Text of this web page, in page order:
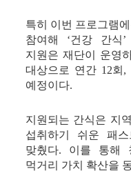
특히 이번 프로그램
참여해 ‘건강 간식
지원은 재단이 운영
대상으로 연간 12회,
예정이다.
지원되는 간식은 지
섭취하기 쉬운 패
맞췄다. 이를 통해
먹거리 가치 확산을